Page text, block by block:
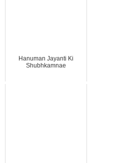
Hanuman Jayanti Ki
Shubhkamnae